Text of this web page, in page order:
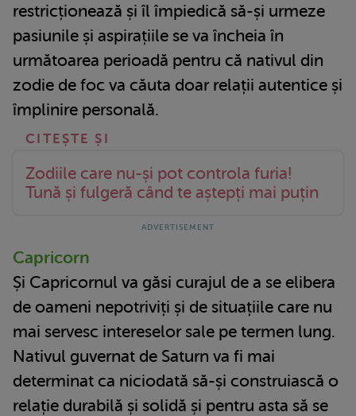
restricționează și îl împiedică să-și urmeze
pasiunile și aspirațiile se va încheia în
următoarea perioadă pentru că nativul din
zodie de foc va căuta doar relații autentice și
împlinire personală.
Zodiile care nu-și pot controla furia!
Tună și fulgeră când te aștepți mai puțin
Capricorn
Și Capricornul va găsi curajul de a se elibera
de oameni nepotriviți și de situațiile care nu
mai servesc intereselor sale pe termen lung.
Nativul guvernat de Saturn va fi mai
determinat ca niciodată să-și construiască o
relație durabilă și solidă și pentru asta să se